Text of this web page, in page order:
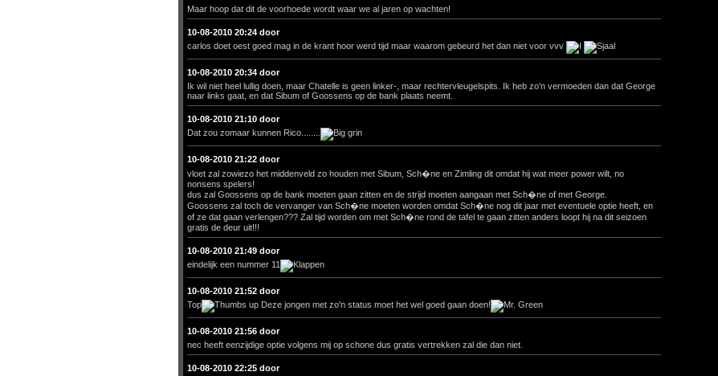
Maar hoop dat dit de voorhoede wordt waar we al jaren op wachten!
10-08-2010 20:24 door
carlos doet oest goed mag in de krant hoor werd tijd maar waarom gebeurd het dan niet voor vvv
10-08-2010 20:34 door
Ik wil niet heel lullig doen, maar Chatelle is geen linker-, maar rechtervleugelspits. Ik heb zo'n vermoeden dan dat George
naar links gaat, en dat Sibum of Goossens op de bank plaats neemt.
10-08-2010 21:10 door
Dat zou zomaar kunnen Rico........
10-08-2010 21:22 door
vloet zal zowiezo het middenveld zo houden met Sibum, Sch�ne en Zimling dit omdat hij wat meer power wilt, no
nonsens spelers!
dus zal Goossens op de bank moeten gaan zitten en de strijd moeten aangaan met Sch�ne of met George.
Goossens zal toch de vervanger van Sch�ne moeten worden omdat Sch�ne nog dit jaar met eventuele optie heeft, en
of ze dat gaan verlengen??? Zal tijd worden om met Sch�ne rond de tafel te gaan zitten anders loopt hij na dit seizoen
gratis de deur uit!!!
10-08-2010 21:49 door
eindelijk een nummer 11
10-08-2010 21:52 door
Top
Deze jongen met zo'n status moet het wel goed gaan doen!
10-08-2010 21:56 door
nec heeft eenzijdige optie volgens mij op schone dus gratis vertrekken zal die dan niet.
10-08-2010 22:25 door